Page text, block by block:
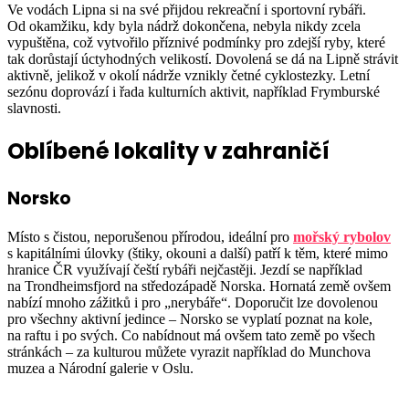
Ve vodách Lipna si na své přijdou rekreační i sportovní rybáři.
Od okamžiku, kdy byla nádrž dokončena, nebyla nikdy zcela
vypuštěna, což vytvořilo příznivé podmínky pro zdejší ryby, které
tak dorůstají úctyhodných velikostí. Dovolená se dá na Lipně strávit
aktivně, jelikož v okolí nádrže vznikly četné cyklostezky. Letní
sezónu doprovází i řada kulturních aktivit, například Frymburské
slavnosti.
Oblíbené lokality v zahraničí
Norsko
Místo s čistou, neporušenou přírodou, ideální pro mořský rybolov
s kapitálními úlovky (štiky, okouni a další) patří k těm, které mimo
hranice ČR využívají čeští rybáři nejčastěji. Jezdí se například
na Trondheimsfjord na středozápadě Norska. Hornatá země ovšem
nabízí mnoho zážitků i pro „nerybáře“. Doporučit lze dovolenou
pro všechny aktivní jedince – Norsko se vyplatí poznat na kole,
na raftu i po svých. Co nabídnout má ovšem tato země po všech
stránkách – za kulturou můžete vyrazit například do Munchova
muzea a Národní galerie v Oslu.